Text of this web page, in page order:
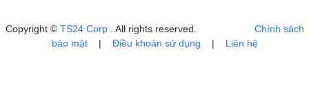
Copyright © TS24 Corp . All rights reserved. Chính sách
bảo mật| Điều khoản sử dụng | Liên hệ